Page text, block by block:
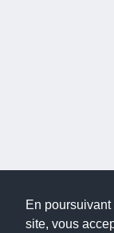
En
site, vous